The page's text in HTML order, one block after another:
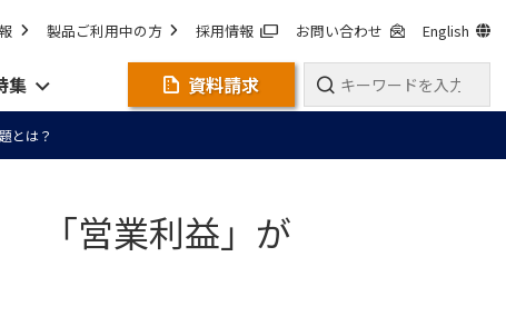
製品ご利用中の方 採用情報 お問い合わせ English
集 資料請求
とは？
「営業利益」が